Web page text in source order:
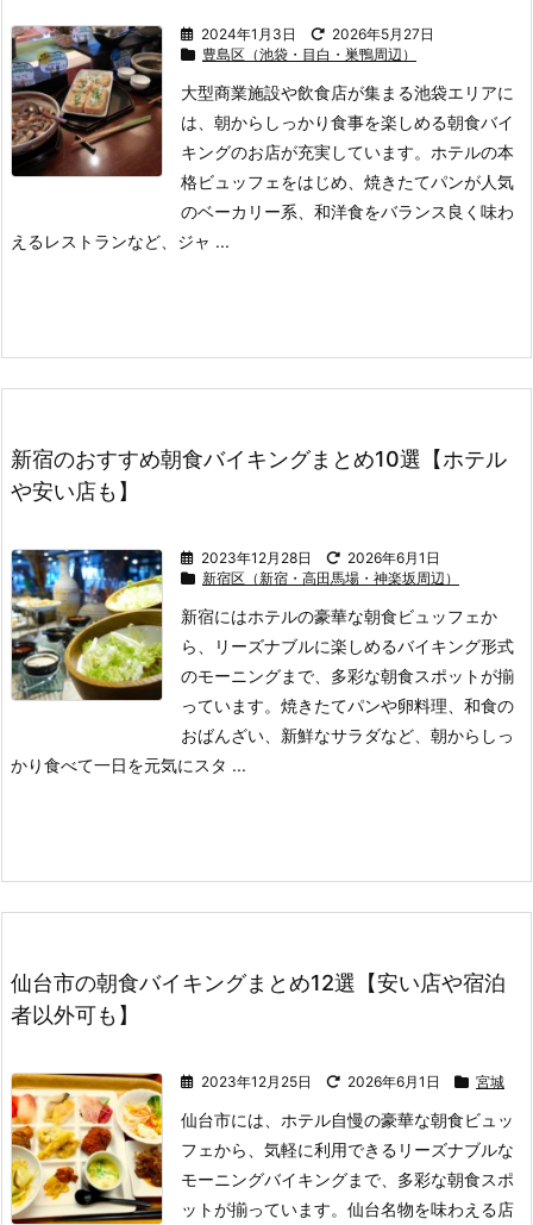
2024年1月3日
2026年5月27日
豊島区（池袋・目白・巣鴨周辺）
大型商業施設や飲食店が集まる池袋エリアに
は、朝からしっかり食事を楽しめる朝食バイ
キングのお店が充実しています。 ホテルの本
格ビュッフェをはじめ、焼きたてパンが人気
のベーカリー系、和洋食をバランス良く味わ
えるレストランなど、ジャ ...
新宿のおすすめ朝食バイキングまとめ10選【ホテル
や安い店も】
2023年12月28日
2026年6月1日
新宿区（新宿・高田馬場・神楽坂周辺）
新宿にはホテルの豪華な朝食ビュッフェか
ら、リーズナブルに楽しめるバイキング形式
のモーニングまで、多彩な朝食スポットが揃
っています。 焼きたてパンや卵料理、和食の
おばんざい、新鮮なサラダなど、朝からしっ
かり食べて一日を元気にスタ ...
仙台市の朝食バイキングまとめ12選【安い店や宿泊
者以外可も】
2023年12月25日 2026年6月1日 宮城
仙台市には、ホテル自慢の豪華な朝食ビュッ
フェから、気軽に利用できるリーズナブルな
モーニングバイキングまで、多彩な朝食スポ
ットが揃っています。 仙台名物を味わえる店